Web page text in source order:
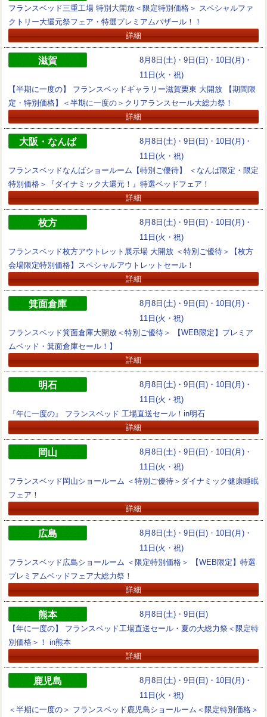
フランスベッド三重工場 特別大開放＜限定特別価格＞ スペシャルファ
クトリー大還元祭フェア・特選プレミアムバザール！！
詳細
8月8日(土)・9日(日)・10日(月)・
11日(火・祝)
滋賀
【半期に一度の】 フランスベッドギャラリー滋賀栗東 大開放 【期間限
定・特別価格】＜半期に一度の＞クリアランスセール大総力祭！
詳細
8月8日(土)・9日(日)・10日(月)・
11日(火・祝)
大阪・なんば
フランスベッドなんばショールーム【特別ご優待】 ＜なんば限定・限定
特別価格＞『ダイナミック大還元！』特選ベッドフェア！
詳細
8月8日(土)・9日(日)・10日(月)・
11日(火・祝)
枚方
フランスベッド枚方アウトレット展示場 大開放 ＜特別ご優待＞【枚方
会場限定特別価格】スペシャルアウトレットセール！
詳細
8月8日(土)・9日(日)・10日(月)・
11日(火・祝)
箕面倉庫
フランスベッド箕面倉庫大開放＜特別ご優待＞ 【WEB限定】プレミア
ムベッド・箕面倉庫セール！】
詳細
8月8日(土)・9日(日)・10日(月)・
11日(火・祝)
明石
『年に一度の』 フランスベッド 工場直送セール！in明石
詳細
8月8日(土)・9日(日)・10日(月)・
11日(火・祝)
岡山
フランスベッド岡山ショールーム ＜特別ご優待＞ダイナミック健康睡眠
フェア！
詳細
8月8日(土)・9日(日)・10日(月)・
11日(火・祝)
広島
フランスベッド広島ショールーム ＜限定特別価格＞ 【WEB限定】特選
プレミアムベッドフェア大総力祭！
詳細
8月8日(土)・9日(日)
熊本
【年に一度の】 フランスベッド工場直送セール・夏の大総力祭＜限定特
別価格＞！ in熊本
詳細
8月8日(土)・9日(日)・10日(月)・
11日(火・祝)
鹿児島
＜半期に一度の＞ フランスベッド鹿児島ショールーム＜限定特別価格＞